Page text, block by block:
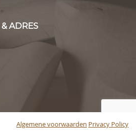
ADRES
Algemene voorwaarden Privacy Policy